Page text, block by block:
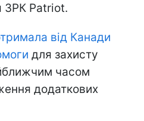
ЗРК Patriot.
від Канади
для захисту
часом
додаткових